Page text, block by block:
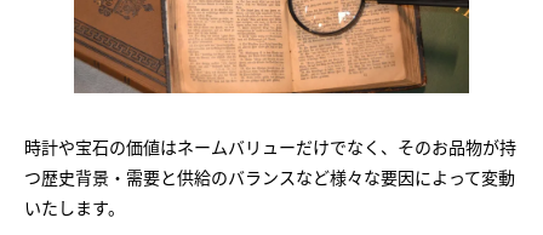
時計や宝石の価値はネームバリューだけでなく、そのお品物が持
つ歴史背景・需要と供給のバランスなど様々な要因によって変動
いたします。